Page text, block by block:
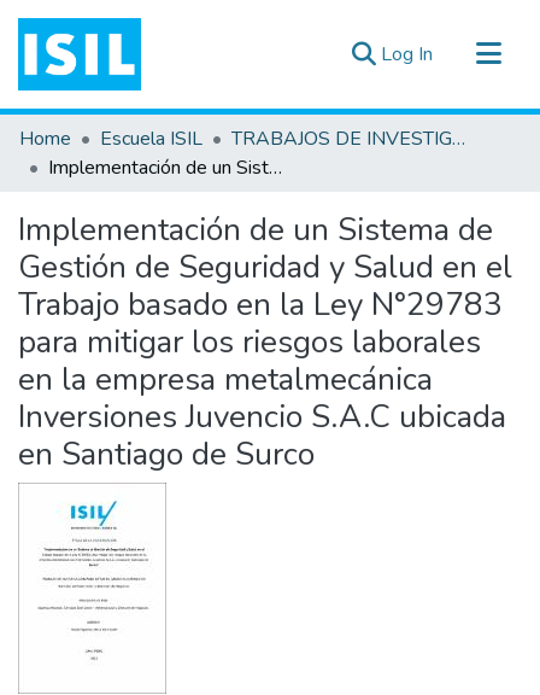
Log In (current)
All of DSpace
Statistics
Documentos ▾
Home Escuela ISIL
TRABAJOS DE INVESTIGACIÓN
Implementación de un Sistema de Gestión de Seguridad y Salud en el Trabajo basado en la Ley N°29783 para mitigar los riesgos laborales en la empresa metalmecánica Inversiones Juvencio S.A.C ubicada en Santiago de Surco
Implementación de un Sistema de
Gestión de Seguridad y Salud en el
Trabajo basado en la Ley N°29783
para mitigar los riesgos laborales
en la empresa metalmecánica
Inversiones Juvencio S.A.C ubicada
en Santiago de Surco